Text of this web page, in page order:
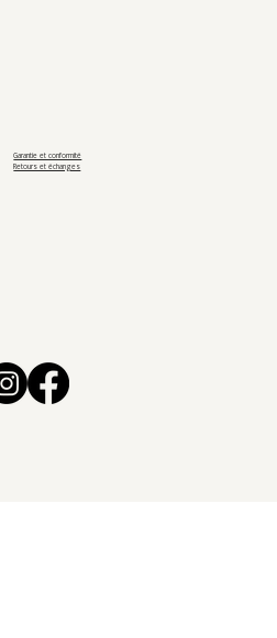
Garantie et conformité
Retours et échanges